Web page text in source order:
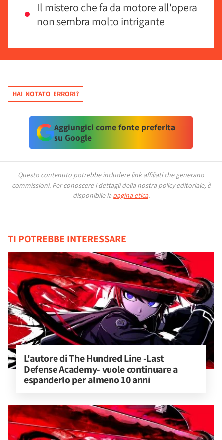
Il mistero che fa da motore all'opera
non sembra molto intrigante
HAI NOTATO ERRORI?
Aggiungici come fonte preferita
su Google
Questo contenuto potrebbe includere link affiliati che generano
commissioni. Per conoscere i dettagli della nostra policy editoriale, è
disponibile la pagina etica.
TI POTREBBE INTERESSARE
L'autore di The Hundred Line -Last
Defense Academy- vuole continuare a
espanderlo per almeno 10 anni